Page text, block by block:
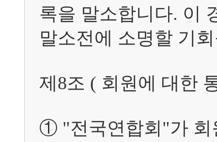
록을 말소합니다. 이
말소전에 소명할 기
제8조 ( 회원에 대한
① "전국연합회"가 회